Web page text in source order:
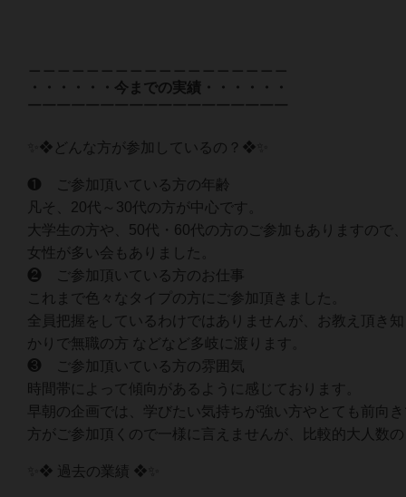
・・・・・・今までの実績・・・・・・
￣￣￣￣￣￣￣￣￣￣￣￣￣￣￣￣￣￣
✨❖どんな方が参加しているの？❖✨
❶ ご参加頂いている方の年齢
凡そ、20代～30代の方が中心です。
大学生の方や、50代・60代の方のご参加もありますの
女性が多い会もありました。
❷ ご参加頂いている方のお仕事
これまで色々なタイプの方にご参加頂きました。
全員把握をしているわけではありませんが、お教え頂き
かりで無職の方 などなど多岐に渡ります。
❸ ご参加頂いている方の雰囲気
時間帯によって傾向があるように感じております。
早朝の企画では、学びたい気持ちが強い方やとても前向
方がご参加頂くので一様に言えませんが、比較的大人数
✨❖ 過去の業績 ❖✨